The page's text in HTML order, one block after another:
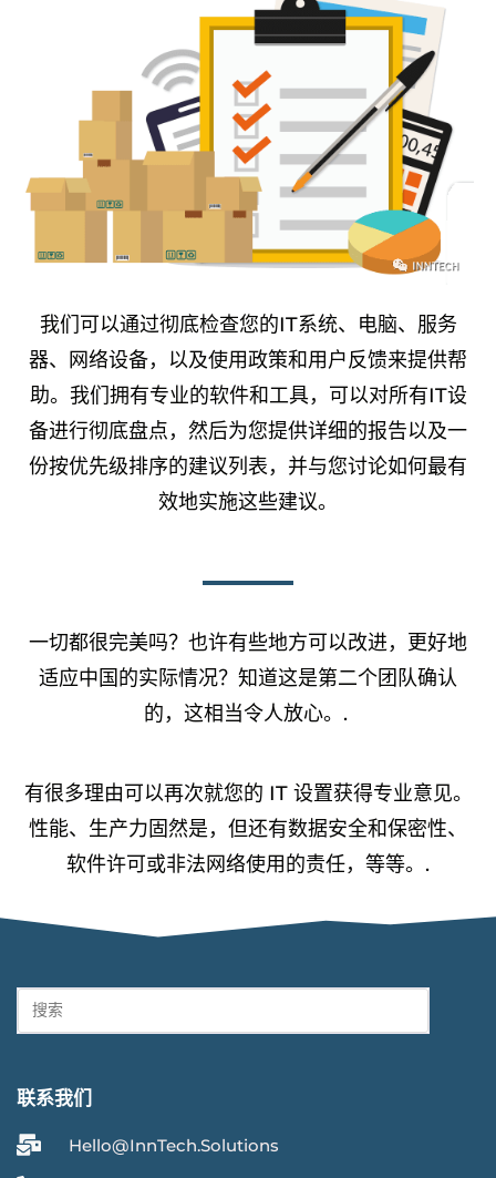
我们可以通过彻底检查您的IT系统、电脑、服务
器、网络设备，以及使用政策和用户反馈来提供帮
助。我们拥有专业的软件和工具，可以对所有IT设
备进行彻底盘点，然后为您提供详细的报告以及一
份按优先级排序的建议列表，并与您讨论如何最有
效地实施这些建议。
一切都很完美吗？也许有些地方可以改进，更好地
适应中国的实际情况？知道这是第二个团队确认
的，这相当令人放心。.
有很多理由可以再次就您的 IT 设置获得专业意见。
性能、生产力固然是，但还有数据安全和保密性、
软件许可或非法网络使用的责任，等等。.
联系我们
Hello@InnTech.Solutions